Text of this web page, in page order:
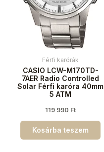
Férfi karórák
CASIO LCW-M170TD-
7AER Radio Controlled
Solar Férfi karóra 40mm
5 ATM
119 990 Ft
Kosárba teszem